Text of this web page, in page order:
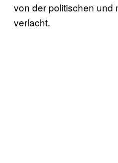
von der politischen und
verlacht.